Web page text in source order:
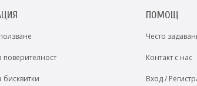
поверителност
бисквитки
ПОМОЩ
Често
Контакт с нас
Вход /